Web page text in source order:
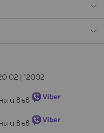
02 | *2002
и във
и във